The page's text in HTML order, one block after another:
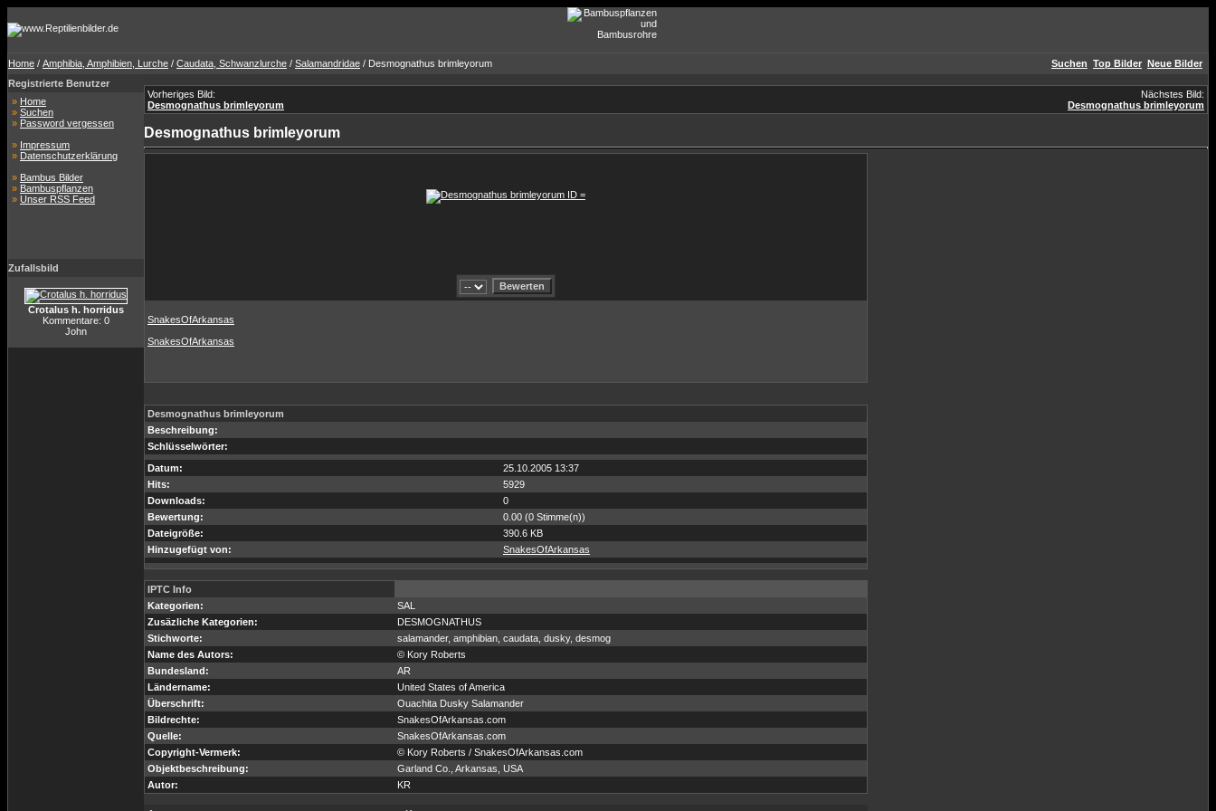
Home / Amphibia, Amphibien, Lurche / Caudata, Schwanzlurche / Salamandridae / Desmognathus brimleyorum Suchen Top Bilder Neue Bilder
Registrierte Benutzer
» Home
» Suchen
» Password vergessen
» Impressum
» Datenschutzerklärung
» Bambus Bilder
» Bambuspflanzen
» Unser RSS Feed
Zufallsbild
Crotalus h. horridus
Kommentare: 0
John
Vorheriges Bild:
Desmognathus brimleyorum
Nächstes Bild:
Desmognathus brimleyorum
Desmognathus brimleyorum
SnakesOfArkansas
SnakesOfArkansas
Desmognathus brimleyorum
Beschreibung:
Schlüsselwörter:
Datum:
25.10.2005 13:37
Hits:
5929
Downloads:
0
Bewertung:
0.00 (0 Stimme(n))
Dateigröße:
390.6 KB
Hinzugefügt von:
SnakesOfArkansas
IPTC Info
Kategorien:
SAL
Zusäzliche Kategorien:
DESMOGNATHUS
Stichworte:
salamander, amphibian, caudata, dusky, desmog
Name des Autors:
© Kory Roberts
Bundesland:
AR
Ländername:
United States of America
Überschrift:
Ouachita Dusky Salamander
Bildrechte:
SnakesOfArkansas.com
Quelle:
SnakesOfArkansas.com
Copyright-Vermerk:
© Kory Roberts / SnakesOfArkansas.com
Objektbeschreibung:
Garland Co., Arkansas, USA
Autor:
KR